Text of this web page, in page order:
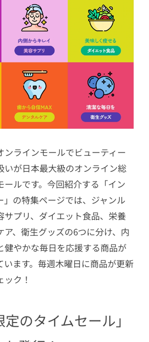
ンラインモールでビューティー
いが日本最大級のオンライン総
ールです。今回紹介する「イン
」の特集ページでは、ジャンル
サプリ、ダイエット食品、栄養
ア、衛生グッズの6つに分け、内
健やかな毎日を応援する商品が
います。毎週木曜日に商品が更新
ク！
定のタイムセール」